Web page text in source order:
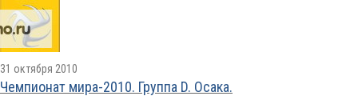
31 октября 2010
Чемпионат мира-2010. Группа D. Осака.